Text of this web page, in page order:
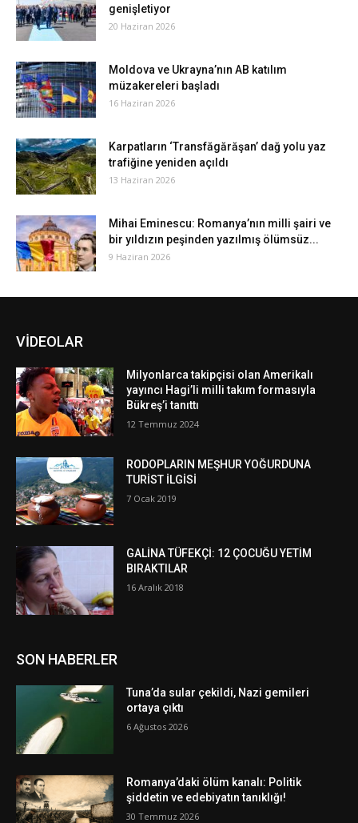
genişletiyor
20 Haziran 2026
Moldova ve Ukrayna’nın AB katılım
müzakereleri başladı
16 Haziran 2026
Karpatların ‘Transfăgărăşan’ dağ yolu yaz
trafiğine yeniden açıldı
13 Haziran 2026
Mihai Eminescu: Romanya’nın milli şairi ve
bir yıldızın peşinden yazılmış ölümsüz...
9 Haziran 2026
VİDEOLAR
Milyonlarca takipçisi olan Amerikalı
yayıncı Hagi’li milli takım formasıyla
Bükreş’i tanıttı
12 Temmuz 2024
RODOPLARIN MEŞHUR YOĞURDUNA
TURİST İLGİSİ
7 Ocak 2019
GALİNA TÜFEKÇİ: 12 ÇOCUĞU YETİM
BIRAKTILAR
16 Aralık 2018
SON HABERLER
Tuna’da sular çekildi, Nazi gemileri
ortaya çıktı
6 Ağustos 2026
Romanya’daki ölüm kanalı: Politik
şiddetin ve edebiyatın tanıklığı!
30 Temmuz 2026